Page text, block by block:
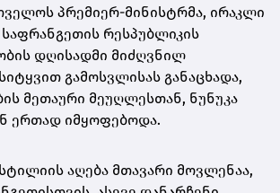
პრემიერ-მინისტრმა, ირაკლი
რესპუბლიკის
დღისადმი მიძღვნილ
გამოსვლისას განაცხადა,
მეთაური მეუღლესთან, ნუნუკა
ერთად იმყოფებოდა.
აღება მთავარი მოვლენაა,